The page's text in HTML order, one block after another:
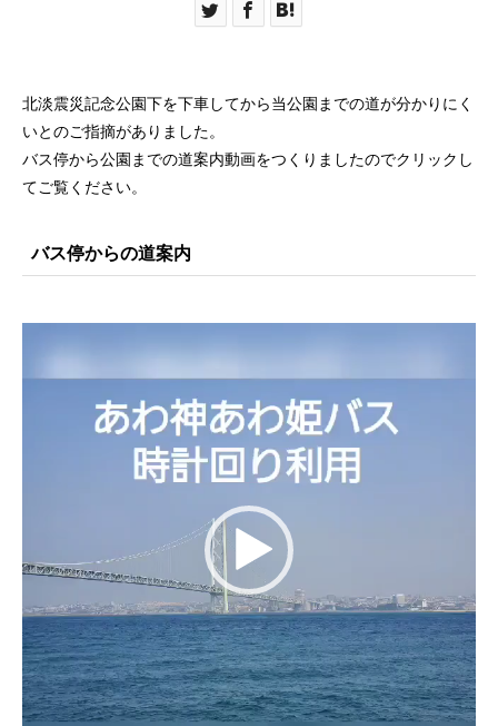
北淡震災記念公園下を下車してから当公園までの道が分かりにく
いとのご指摘がありました。
バス停から公園までの道案内動画をつくりましたのでクリックし
てご覧ください。
バス停からの道案内
画
ー